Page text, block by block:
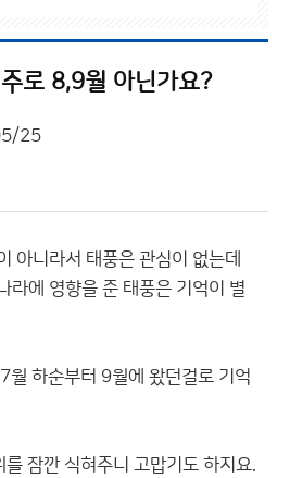
로 8,9월 아닌가요?
25
아니라서 태풍은 관심이 없는데
라에 영향을 준 태풍은 기억이 별
월 하순부터 9월에 왔던걸로 기억
잠깐 식혀주니 고맙기도 하지요.